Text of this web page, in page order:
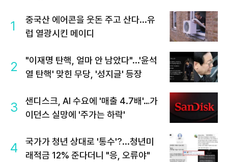
1
중국산 에어콘을 웃돈 주고 산다...유
럽 열광시킨 메이디
2
"이재명 탄핵, 얼마 안 남았다"...'윤석
열 탄핵' 맞힌 무당, '성지글' 등장
3
샌디스크, AI 수요에 '매출 4.7배'…가
이던스 실망에 '주가는 하락'
4
국가가 청년 상대로 '통수'?...청년미
래적금 12% 준다더니 "응, 오류야"